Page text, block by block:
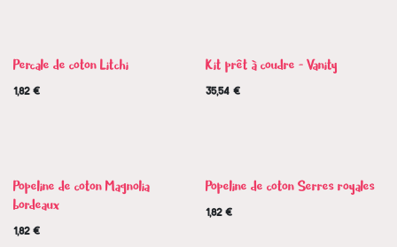
Nouveau !
Percale de coton Litchi
1,82€
Kit prêt à coudre - Vanity
35,54€
Nouveau !
Popeline de coton Magnolia
bordeaux
1,82€
Coup de coeur
Popeline de coton Serres royales
1,82€